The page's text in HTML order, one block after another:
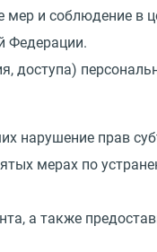
и соблюдение в
Федерации.
доступа)
нарушение прав
мерах по
а также